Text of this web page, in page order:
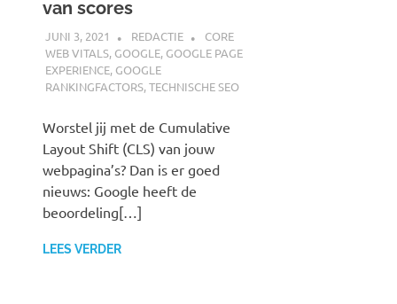
van scores
JUNI 3, 2021 REDACTIE
CORE
WEB VITALS, GOOGLE, GOOGLE PAGE
EXPERIENCE, GOOGLE
RANKINGFACTORS,TECHNISCHE SEO
Worstel jij met de Cumulative
Layout Shift (CLS) van jouw
webpagina’s? Dan is er goed
nieuws: Google heeft de
beoordeling[…]
LEES VERDER